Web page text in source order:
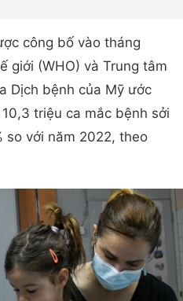
công bố vào tháng
giới (WHO) và Trung tâm
Dịch bệnh của Mỹ ước
triệu ca mắc bệnh sởi
so với năm 2022, theo